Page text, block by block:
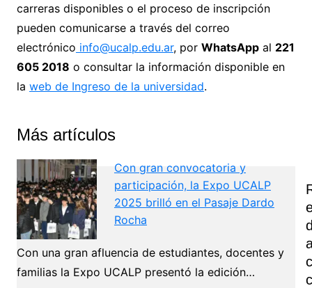
carreras disponibles o el proceso de inscripción
pueden comunicarse a través del correo
electrónico info@ucalp.edu.ar, por WhatsAppal 221
605 2018 o consultar la información disponible en
la web de Ingreso de la universidad.
Más artículos
Con gran convocatoria y
participación, la Expo UCALP
2025 brilló en el Pasaje Dardo
Rocha
Con una gran afluencia de estudiantes, docentes y
familias la Expo UCALP presentó la edición…